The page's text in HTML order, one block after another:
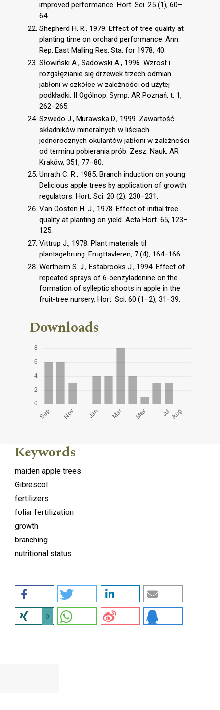
improved performance. Hort. Sci. 25 (1), 60–
64.
Shepherd H. R., 1979. Effect of tree quality at
planting time on orchard performance. Ann.
Rep. East Malling Res. Sta. for 1978, 40.
Słowiński A., Sadowski A., 1996. Wzrost i
rozgałęzianie się drzewek trzech odmian
jabłoni w szkółce w zależności od użytej
podkładki. II Ogólnop. Symp. AR Poznań, t. 1,
262–265.
Szwedo J., Murawska D., 1999. Zawartość
składników mineralnych w liściach
jednorocznych okulantów jabłoni w zależności
od terminu pobierania prób. Zesz. Nauk. AR
Kraków, 351, 77–80.
Unrath C. R., 1985. Branch induction on young
Delicious apple trees by application of growth
regulators. Hort. Sci. 20 (2), 230–231.
Van Oosten H. J., 1978. Effect of initial tree
quality at planting on yield. Acta Hort. 65, 123–
125.
Vittrup J., 1978. Plant materiale til
plantagebrung. Frugttavleren, 7 (4), 164–166.
Wertheim S. J., Estabrooks J., 1994. Effect of
repeated sprays of 6-benzyladenine on the
formation of sylleptic shoots in apple in the
fruit-tree nursery. Hort. Sci. 60 (1–2), 31–39.
Downloads
Keywords
maiden apple trees
Gibrescol
fertilizers
foliar fertilization
growth
branching
nutritional status
0